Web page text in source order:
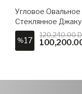
Угловое Овальное
Стеклянное
X 160 H 65
%17
120,240.00